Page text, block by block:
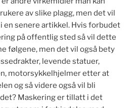
av slike plagg, men det vil
en senere artikkel. Hvis forbudet
på offentlig sted så vil dette
følgene, men det vil også bety
levende statuer,
motorsykkelhjelmer etter at
og så videre også vil bli
Maskering er tillatt i det